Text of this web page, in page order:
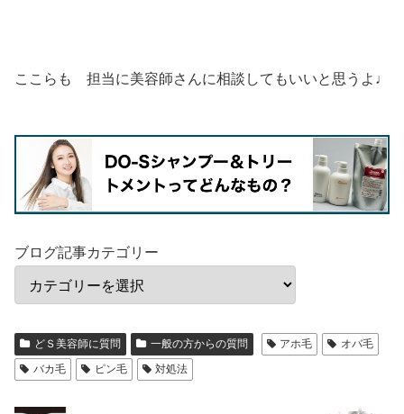
ここらも 担当に美容師さんに相談してもいいと思うよ♩
ブログ記事カテゴリー
どＳ美容師に質問 一般の方からの質問 アホ毛
オバ毛
バカ毛
ピン毛 対処法